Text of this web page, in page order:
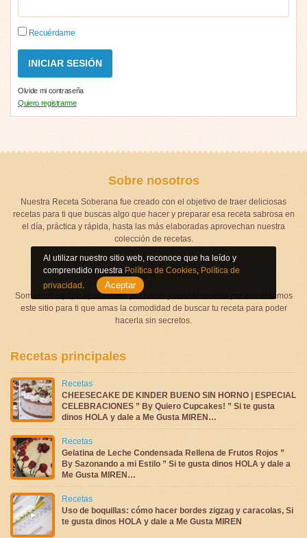
Recuérdame
Olvide mi contraseña
Quiero registrarme
Sobre nosotros
Nuestra Receta Soberana fue creado con el objetivo de traer deliciosas
recetas para ti que buscas algo que hacer y preparar esa receta sabrosa en
el día, práctica y rápida, hasta las más elaboradas aprovechan nuestra
colección de recetas.
Quienes somos
Somos un equipo apasionado por hacer y buscar recetas por eso creamos
este sitio para ti que amas la comodidad de buscar tu receta para poder
hacerla sin secretos.
Recetas principales
Recetas
CHEESECAKE DE KINDER BUENO SIN HORNO | ESPECIAL
CELEBRACIONES ” By Quiero Cupcakes! ” Si te gusta
dinos HOLA y dale a Me Gusta MIREN…
Recetas
Gelatina de Leche Condensada Rellena de Frutos Rojos ”
By Sazonando a mi Estilo ” Si te gusta dinos HOLA y dale a
Me Gusta MIREN…
Recetas
Uso de boquillas: cómo hacer bordes zigzag y caracolas, Si
te gusta dinos HOLA y dale a Me Gusta MIREN
Al utilizar nuestro sitio web, reconoce que ha leído y
comprendido nuestra Política de Cookies, Política de
privacidad . Aceptar